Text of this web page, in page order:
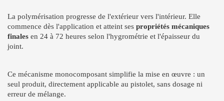
La polymérisation progresse de l'extérieur vers l'intérieur. Elle
commence dès l'application et atteint ses propriétés mécaniques
finales en 24 à 72 heures selon l'hygrométrie et l'épaisseur du
joint.
Ce mécanisme monocomposant simplifie la mise en œuvre : un
seul produit, directement applicable au pistolet, sans dosage ni
erreur de mélange.